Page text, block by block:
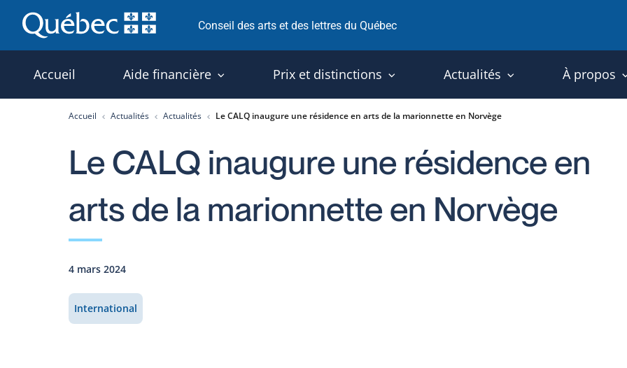
Passer
Conseil des arts et des lettres du Québec
Accueil Aide financière Prix et distinctions Actualités À propos
Accueil Actualités Actualités Le CALQ inaugure une résidence en arts de la marionnette en Norvège
Le CALQ inaugure une résidence en
arts de la marionnette en Norvège
4 mars 2024
International